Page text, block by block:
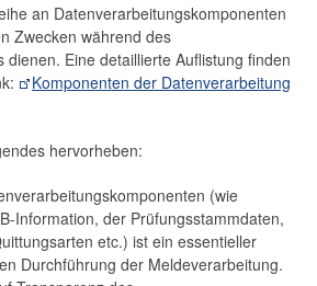
an Datenverarbeitungskomponenten
Zwecken während des
dienen. Eine detaillierte Auflistung finden
Komponenten der Datenverarbeitung
hervorheben:
(wie
Information, der Prüfungsstammdaten,
etc.) ist ein essentieller
Durchführung der Meldeverarbeitung.